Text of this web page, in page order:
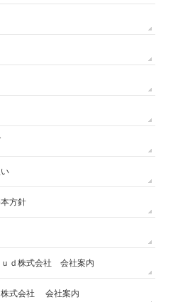
方針
ｄ株式会社 会社案内
株式会社 会社案内